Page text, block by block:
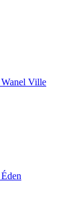
Wanel Ville
Éden